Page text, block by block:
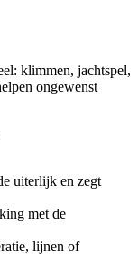
klimmen, jachtspel,
ongewenst
uiterlijk en zegt
met de
lijnen of